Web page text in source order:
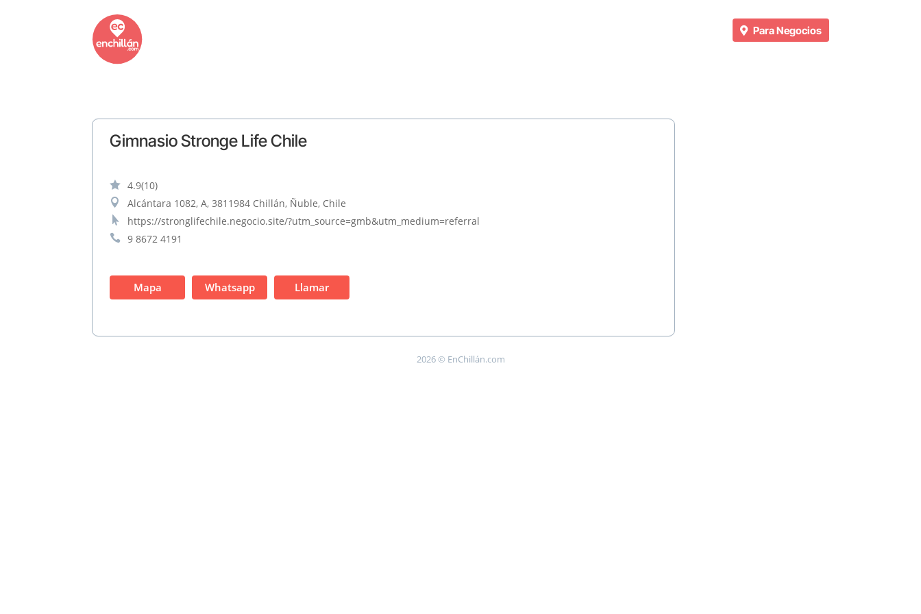
Para Negocios
Gimnasio Stronge Life Chile
 4.9(10)
 Alcántara 1082, A, 3811984 Chillán, Ñuble, Chile
 https://stronglifechile.negocio.site/?utm_source=gmb&utm_medium=referral
 9 8672 4191
Mapa Whatsapp Llamar
2026 © EnChillán.com